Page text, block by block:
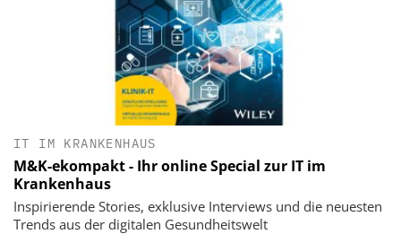
IT IM KRANKENHAUS
M&K-ekompakt - Ihr online Special zur IT im
Krankenhaus
Inspirierende Stories, exklusive Interviews und die neuesten
Trends aus der digitalen Gesundheitswelt